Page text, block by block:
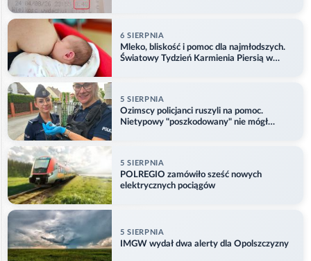
6 SIERPNIA
Mleko, bliskość i pomoc dla najmłodszych.
Światowy Tydzień Karmienia Piersią w
5 SIERPNIA
Ozimscy policjanci ruszyli na pomoc.
Nietypowy "poszkodowany" nie mógł
5 SIERPNIA
POLREGIO zamówiło sześć nowych
elektrycznych pociągów
5 SIERPNIA
IMGW wydał dwa alerty dla Opolszczyzny